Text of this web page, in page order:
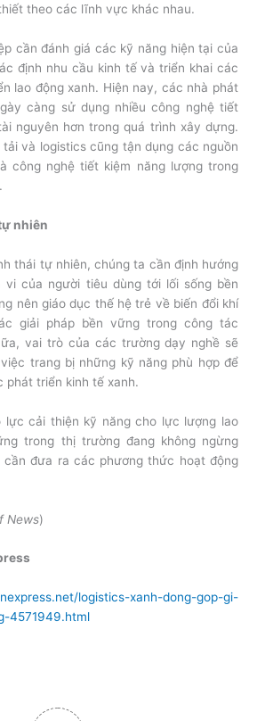
theo các lĩnh vực khác nhau.
cần đánh giá các kỹ năng hiện tại của
định nhu cầu kinh tế và triển khai các
lao động xanh. Hiện nay, các nhà phát
càng sử dụng nhiều công nghệ tiết
nguyên hơn trong quá trình xây dựng.
và logistics cũng tận dụng các nguồn
công nghệ tiết kiệm năng lượng trong
nhiên
thái tự nhiên, chúng ta cần định hướng
vi của người tiêu dùng tới lối sống bền
nên giáo dục thế hệ trẻ về biến đổi khí
giải pháp bền vững trong công tác
vai trò của các trường dạy nghề sẽ
trang bị những kỹ năng phù hợp để
phát triển kinh tế xanh.
lực cải thiện kỹ năng cho lực lượng lao
trong thị trường đang không ngừng
cần đưa ra các phương thức hoạt động
News)
logistics-xanh-dong-gop-gi-
4571949.html